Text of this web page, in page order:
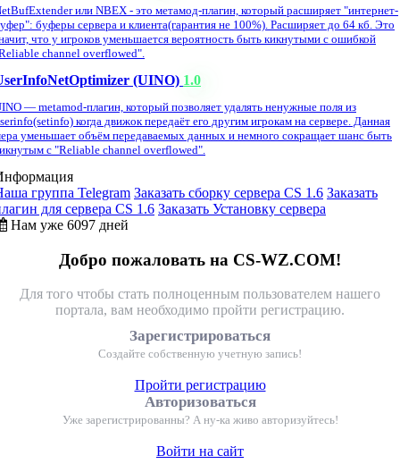
или NBEX - это метамод-плагин, который расширяет "интернет-
буферы сервера и клиента(гарантия не 100%). Расширяет до 64 кб. Это
что у игроков уменьшается вероятность быть кикнутыми с ошибкой
channel overflowed".
(UINO) 1.0
— metamod-плагин, который позволяет удалять ненужные поля из
когда движок передаёт его другим игрокам на сервере. Данная
уменьшает объём передаваемых данных и немного сокращает шанс быть
с "Reliable channel overflowed".
группа Telegram Заказать сборку сервера CS 1.6 Заказать
для сервера CS 1.6 Заказать Установку сервера
Нам уже 6097 дней
Добро пожаловать на CS-WZ.COM!
Для того чтобы стать полноценным пользователем нашего
портала, вам необходимо пройти регистрацию.
Зарегистрироваться
Создайте собственную учетную запись!
Пройти регистрацию
Авторизоваться
Уже зарегистрированны? А ну-ка живо авторизуйтесь!
Войти на сайт